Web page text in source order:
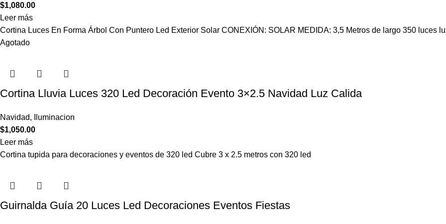
$1,080.00
Leer más
Cortina Luces En Forma Árbol Con Puntero Led Exterior Solar CONEXIÓN: SOLAR MEDIDA: 3,5 Metros de largo 350 luces
Agotado
Cortina Lluvia Luces 320 Led Decoración Evento 3×2.5 Navidad Luz Calida
Navidad,
Iluminacion
$1,050.00
Leer más
Cortina tupida para decoraciones y eventos de 320 led Cubre 3 x 2.5 metros con 320 led
Guirnalda Guía 20 Luces Led Decoraciones Eventos Fiestas